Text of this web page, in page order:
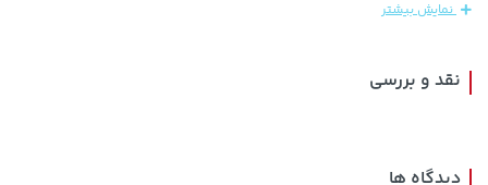
نمایش بیشتر
نقد و بررسی
دیدگاه ها